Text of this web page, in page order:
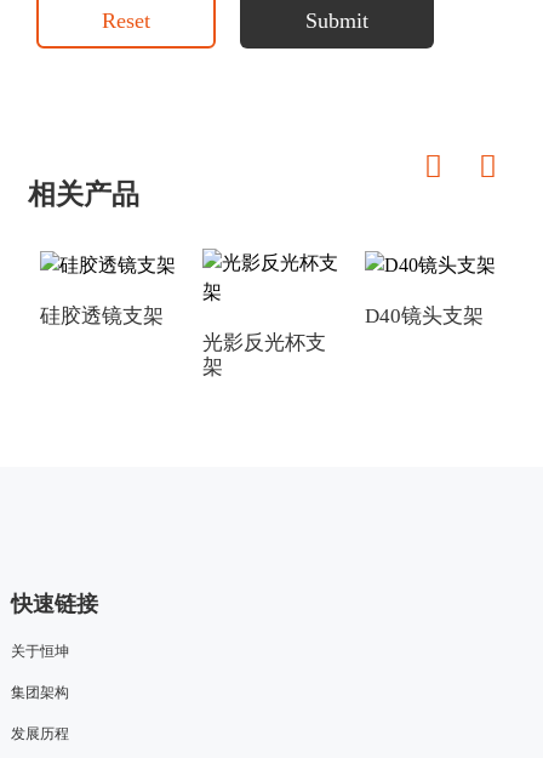
Reset Submit
相关产品
硅胶透镜支架
光影反光杯支
架
D40镜头支架
快速链接
关于恒坤
集团架构
发展历程